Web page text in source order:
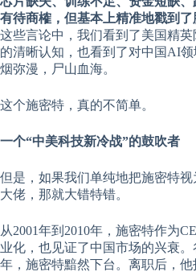
有待商榷，但基本上精准地戳到了
这些言论中，我们看到了美国精
的清晰认知，也看到了对中国AI
烟弥漫，尸山血海。
这个施密特，真的不简单。
一个“中美科技新冷战”的鼓吹者
但是，如果我们单纯地把施密特
大佬，那就大错特错。
从2001年到2010年，施密特作为
业化，也见证了中国市场的兴衰
年，施密特黯然下台。离职后，